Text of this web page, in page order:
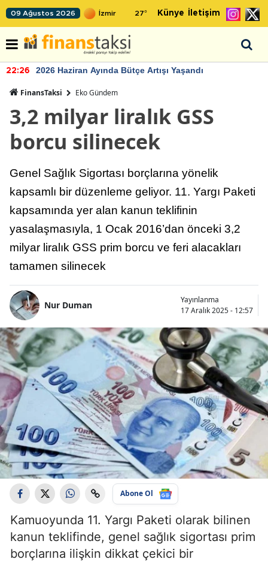
09 Ağustos 2026 27° Künye İletişim
22:26 2026 Haziran Ayında Bütçe Artışı Yaşandı
FinansTaksi Eko Gündem
3,2 milyar liralık GSS
borcu silinecek
Genel Sağlık Sigortası borçlarına yönelik
kapsamlı bir düzenleme geliyor. 11. Yargı Paketi
kapsamında yer alan kanun teklifinin
yasalaşmasıyla, 1 Ocak 2016’dan önceki 3,2
milyar liralık GSS prim borcu ve feri alacakları
tamamen silinecek
Nur Duman
Yayınlanma
17 Aralık 2025 - 12:57
Abone Ol
Kamuoyunda 11. Yargı Paketi olarak bilinen
kanun teklifinde, genel sağlık sigortası prim
borçlarına ilişkin dikkat çekici bir